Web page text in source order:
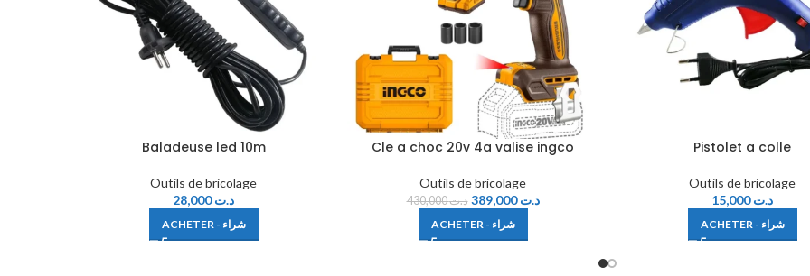
Baladeuse led 10m
Outils de bricolage
د.ت28,000
ACHETER - شراء
Cle a choc 20v 4a valise ingco
Outils de bricolage
د.ت430,000 د.ت389,000
ACHETER - شراء
Pistolet a colle
Outils de bricolage
د.ت15,000
ACHETER - شراء